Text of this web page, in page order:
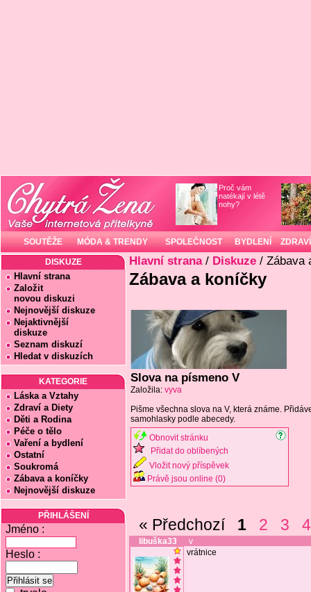
Proč vám
natékají v létě
nohy?
SOUTĚŽE MÓDA & TRENDY SPOLEČNOST BYDLENÍ ZDRAVÍ
DISKUZE
Hlavní strana
Založit
novou diskuzi
Nejnovější diskuze
Nejaktivnější
diskuze
Seznam diskuzí
Hledat v diskuzích
KATEGORIE
Láska a Vztahy
Zdraví a Diety
Děti a Rodina
Péče o tělo
Vaření a bydlení
Ostatní
Soukromá
Zábava a koníčky
Nejnovější diskuze
PŘIHLÁŠENÍ
Jméno :
Heslo :
Hlavní strana/ Diskuze / Zábava
Zábava a koníčky
Slova na písmeno V
Založila: vyva
Pišme všechna slova na V, která známe.
samohlasky podle abecedy.
Obnovit stránku
Přidat do oblíbených
Vložit nový příspěvek
Právě jsou online (0)
« Předchozí 1 2 3
libuška33 v
vrátnice